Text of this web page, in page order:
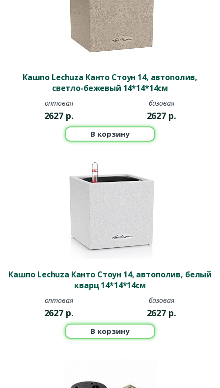
Кашпо Lechuza Канто Стоун 14, автополив,
светло-бежевый 14*14*14см
оптовая
2627 р.
базовая
2627 р.
В корзину
Кашпо Lechuza Канто Стоун 14, автополив, белый
кварц 14*14*14см
оптовая
2627 р.
базовая
2627 р.
В корзину